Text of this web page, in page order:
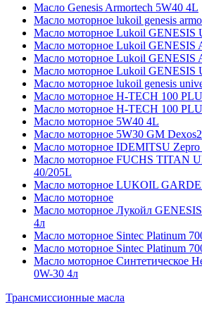
Масло Genesis Armortech 5W40 4L
Масло моторное lukoil genesis
Масло моторное Lukoil GENESIS
Масло моторное Lukoil GENESIS
Масло моторное Lukoil GENESIS
Масло моторное Lukoil GENESIS
Масло моторное lukoil genesis
Масло моторное H-TECH 100
Масло моторное H-TECH 100
Масло моторное 5W40 4L
Масло моторное 5W30 GM
Масло моторное IDEMITSU Zepro
Масло моторное FUCHS TITAN
40/205L
Масло моторное LUKOIL
Масло моторное
Масло моторное Лукойл
4л
Масло моторное Sintec Platinum
Масло моторное Sintec Platinum
Масло моторное Синтетическое
0W-30 4л
Трансмиссионные масла